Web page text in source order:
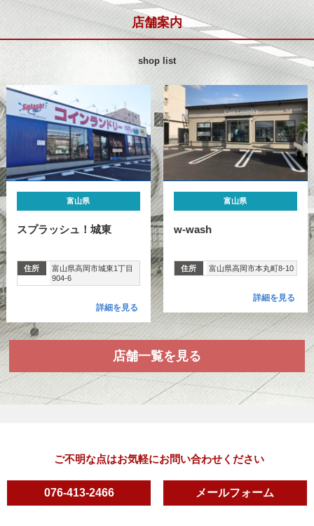
店舗案内
shop list
富山県
スプラッシュ！城東
住所
富山県高岡市城東1丁目
904-6
詳細を見る
富山県
w-wash
住所 富山県高岡市本丸町8-10
詳細を見る
店舗一覧を見る
ご不明な点はお気軽にお問い合わせください
076-413-2466 メールフォーム